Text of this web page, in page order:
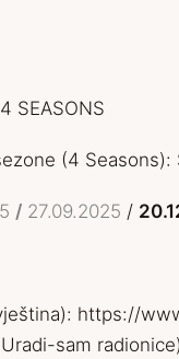
SEASONS
(4
/ 27.09.2025 /
https://
sam